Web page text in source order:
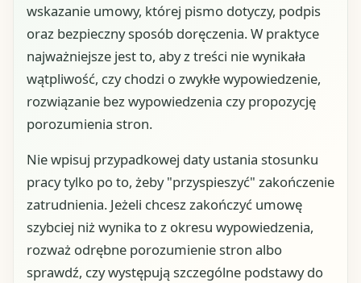
wskazanie umowy, której pismo dotyczy, podpis
oraz bezpieczny sposób doręczenia. W praktyce
najważniejsze jest to, aby z treści nie wynikała
wątpliwość, czy chodzi o zwykłe wypowiedzenie,
rozwiązanie bez wypowiedzenia czy propozycję
porozumienia stron.
Nie wpisuj przypadkowej daty ustania stosunku
pracy tylko po to, żeby "przyspieszyć" zakończenie
zatrudnienia. Jeżeli chcesz zakończyć umowę
szybciej niż wynika to z okresu wypowiedzenia,
rozważ odrębne porozumienie stron albo
sprawdź, czy występują szczególne podstawy do